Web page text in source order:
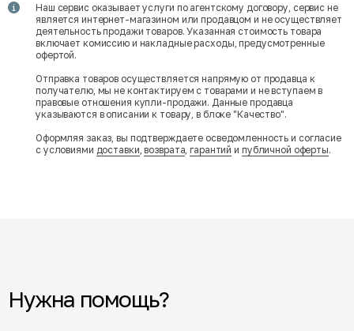
Наш сервис оказывает услуги по агентскому договору, сервис не
является интернет-магазином или продавцом и не осуществляет
деятельность продажи товаров. Указанная стоимость товара
включает комиссию и накладные расходы, предусмотренные
офертой.
Отправка товаров осуществляется напрямую от продавца к
получателю, мы не контактируем с товарами и не вступаем в
правовые отношения купли-продажи. Данные продавца
указываются в описании к товару, в блоке "Качество".
Оформляя заказ, вы подтверждаете осведомленность и согласие
с условиями доставки ,возврата ,гарантий и публичной оферты.
Нужна помощь?